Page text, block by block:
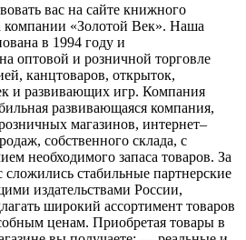
вас на сайте книжного
компании «Золотой Век». Наша
в 1994 году и
оптовой и розничной торговле
канцтоваров, открыток,
и развивающих игр. Компания
развивающаяся компания,
магазинов, интернет–
собственного склада, c
необходимого запаса товаров. За
сложились стабильные партнерские
издательствами России,
широкий ассортимент товаров
ценам. Приобретая товары в